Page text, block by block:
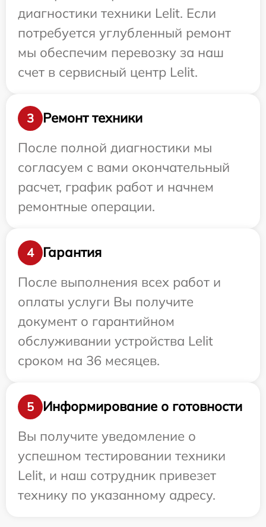
диагностики техники Lelit. Если
потребуется углубленный ремонт
мы обеспечим перевозку за наш
счет в сервисный центр Lelit.
3
Ремонт техники
После полной диагностики мы
согласуем с вами окончательный
расчет, график работ и начнем
ремонтные операции.
4
Гарантия
После выполнения всех работ и
оплаты услуги Вы получите
документ о гарантийном
обслуживании устройства Lelit
сроком на 36 месяцев.
5
Информирование о готовности
Вы получите уведомление о
успешном тестировании техники
Lelit, и наш сотрудник привезет
технику по указанному адресу.